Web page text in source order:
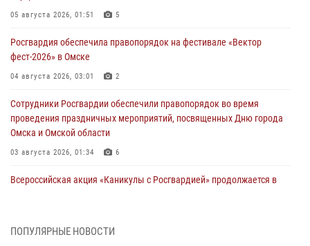
05 августа 2026, 01:51 5
Росгвардия обеспечила правопорядок на фестивале «Вектор
фест-2026» в Омске
04 августа 2026, 03:01 2
Сотрудники Росгвардии обеспечили правопорядок во время
проведения праздничных мероприятий, посвященных Дню города
Омска и Омской области
03 августа 2026, 01:34 6
Всероссийская акция «Каникулы с Росгвардией» продолжается в
ПОПУЛЯРНЫЕ НОВОСТИ